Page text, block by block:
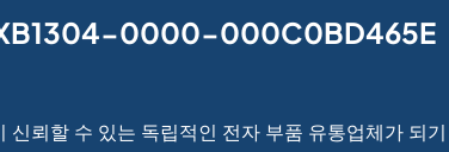
0000-000C0BD465E
신뢰할 수 있는 독립적인 전자 부품 유통업체가 되기